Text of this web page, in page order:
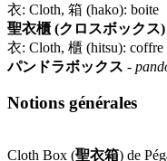
衣: Cloth, 箱 (hako): boite
聖衣櫃 (クロスボックス)
衣: Cloth, 櫃 (hitsu): coffre
パンドラボックス -
Notions générales
Cloth Box (聖衣箱) de